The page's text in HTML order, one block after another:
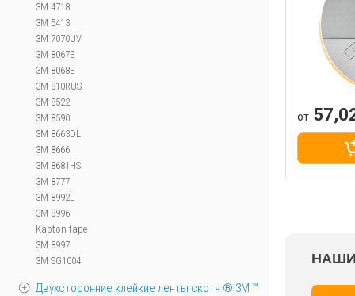
от
3M 4718
3M 5413
3M 7070UV
3M 8067E
3M 8068E
3M 810RUS
3M 8522
3M 8590
3M 8663DL
3M 8666
3M 8681HS
3M 8777
3M 8992L
3M 8996
Kapton tape
3M 8997
3M SG1004
Двухсторонние клейкие ленты скотч ® 3M ™